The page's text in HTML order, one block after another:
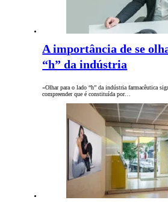
A importância de se
“h” da indústria
«Olhar para o lado “h” da indústria farmacêutica
compreender que é constituída por…